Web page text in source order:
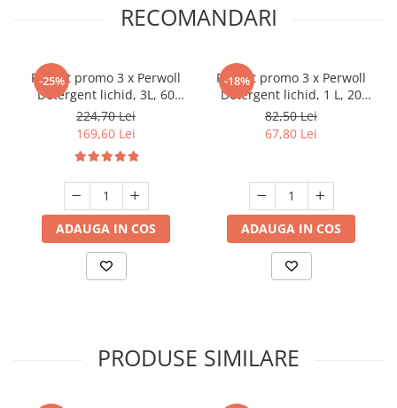
RECOMANDARI
-25%
Pachet promo 3 x Perwoll
Detergent lichid, 3L, 60
spalari, Renew Black & Light
& Color
224,70 Lei
169,60 Lei
ADAUGA IN COS
-18%
Pachet promo 3 x Perwoll
Detergent lichid, 1 L, 20
spalari, Renew Black & Light
& Color
82,50 Lei
67,80 Lei
ADAUGA IN COS
PRODUSE SIMILARE